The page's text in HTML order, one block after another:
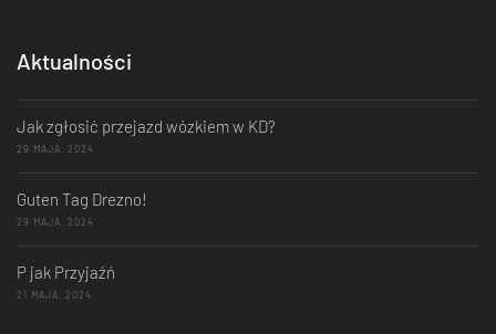
Aktualności
Jak zgłosić przejazd wózkiem w KD?
29 MAJA, 2024
Guten Tag Drezno!
29 MAJA, 2024
P jak Przyjaźń
21 MAJA, 2024